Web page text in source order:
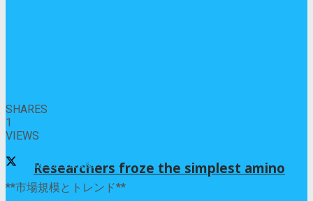
Researchers froze the simplest amino
SHARES
1
VIEWS
Share on Twitter
**市場規模とトレンド**